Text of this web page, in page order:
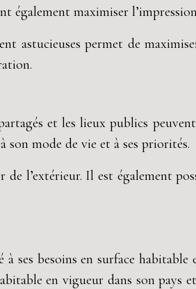
maximiser l’impression
astucieuses permet de
et les lieux publics
son mode de vie et à ses priorités.
l’extérieur. Il est également
ses besoins en surface habitable
en vigueur dans son pays